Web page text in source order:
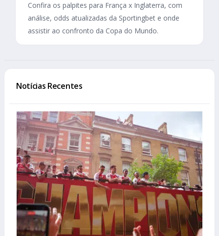
Confira os palpites para França x Inglaterra, com
análise, odds atualizadas da Sportingbet e onde
assistir ao confronto da Copa do Mundo.
Notícias Recentes